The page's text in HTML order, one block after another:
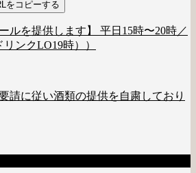
をコピーする
ルを提供します】 平日15時〜20時／
ンクLO19時））
請に従い酒類の提供を自粛しており